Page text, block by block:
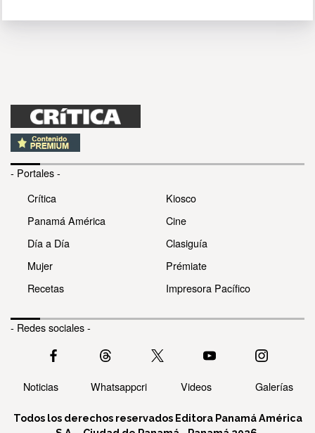
- Portales -
Crítica
Panamá América
Día a Día
Mujer
Recetas
Kiosco
Cine
Clasiguía
Prémiate
Impresora Pacífico
- Redes sociales -
Noticias Whatsappcri Videos Galerías
Todos los derechos reservados Editora Panamá América